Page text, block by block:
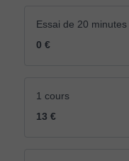
Essai de 20 minutes
0 €
1 cours
13 €